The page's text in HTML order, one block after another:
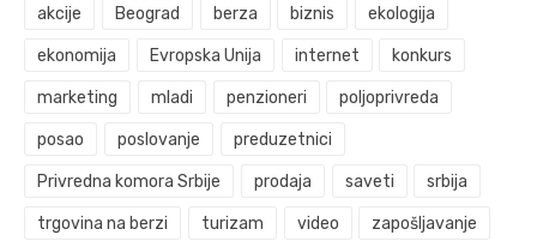
akcije Beograd berza biznis ekologija
ekonomija Evropska Unija internet konkurs
marketing mladi penzioneri poljoprivreda
posao poslovanje preduzetnici
Privredna komora Srbije prodaja saveti srbija
trgovina na berzi turizam video zapošljavanje